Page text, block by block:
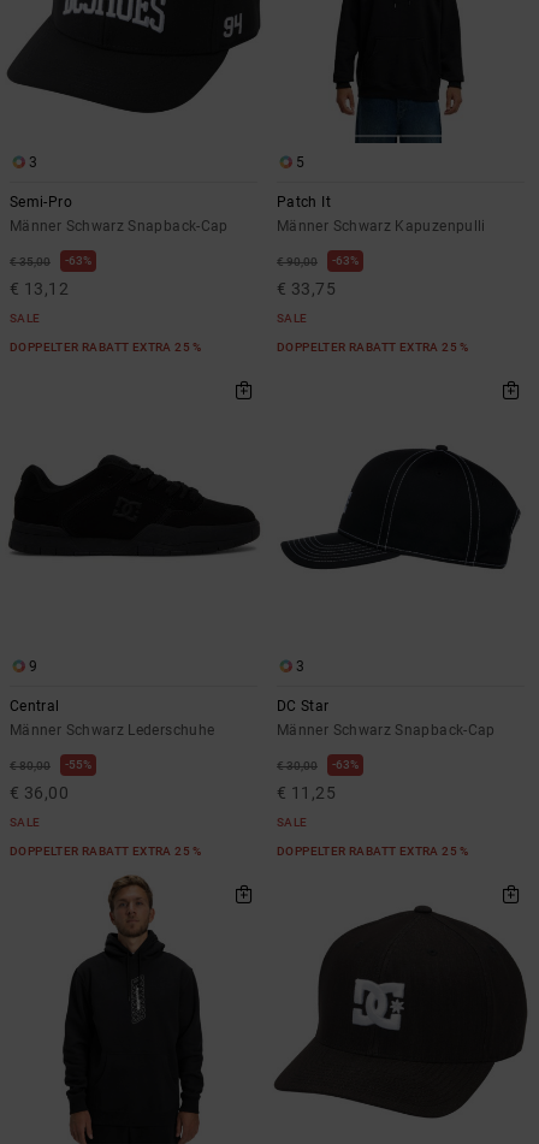
3
Semi-Pro
Männer Schwarz Snapback-Cap
€ 35,00 63%
€ 13,12
SALE
DOPPELTER RABATT EXTRA 25 %
5
Patch It
Männer Schwarz Kapuzenpulli
€ 90,00 63%
€ 33,75
SALE
DOPPELTER RABATT EXTRA 25 %
9
Central
Männer Schwarz Lederschuhe
€ 80,00 55%
€ 36,00
SALE
DOPPELTER RABATT EXTRA 25 %
3
DC Star
Männer Schwarz Snapback-Cap
€ 30,00 63%
€ 11,25
SALE
DOPPELTER RABATT EXTRA 25 %